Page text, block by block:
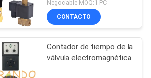
Negociable MOQ:1 PC
CONTACTO
Contador de tiempo de la
válvula electromagnética